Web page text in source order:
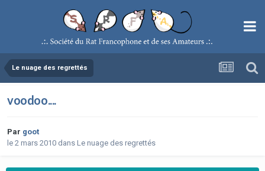
Le nuage des regrettés
voodoo....
Par goot
le 2 mars 2010 dans Le nuage des regrettés